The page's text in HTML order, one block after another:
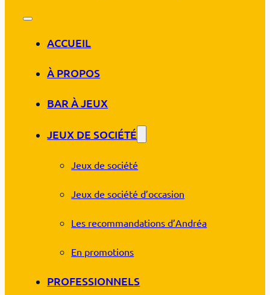
ACCUEIL
À PROPOS
BAR À JEUX
JEUX DE SOCIÉTÉ
Jeux de société
Jeux de société d’occasion
Les recommandations d’Andréa
En promotions
PROFESSIONNELS